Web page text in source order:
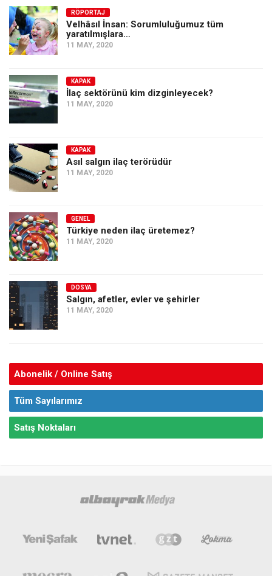
RÖPORTAJ
Velhâsıl İnsan: Sorumluluğumuz tüm
yaratılmışlara…
11 MAY, 2020
KAPAK
İlaç sektörünü kim dizginleyecek?
11 MAY, 2020
KAPAK
Asıl salgın ilaç terörüdür
11 MAY, 2020
GENEL
Türkiye neden ilaç üretemez?
11 MAY, 2020
DOSYA
Salgın, afetler, evler ve şehirler
11 MAY, 2020
Abonelik / Online Satış
Tüm Sayılarımız
Satış Noktaları